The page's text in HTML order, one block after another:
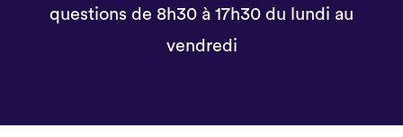
questions de 8h30 à 17h30 du lundi au
vendredi